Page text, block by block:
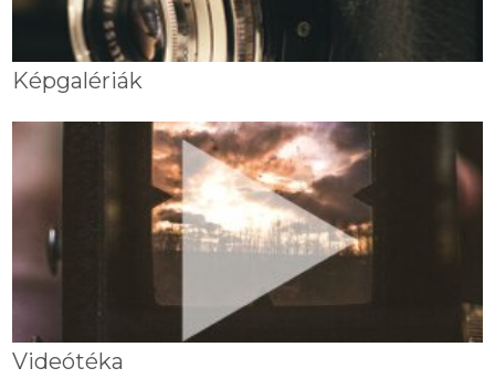
Képgalériák
Videótéka